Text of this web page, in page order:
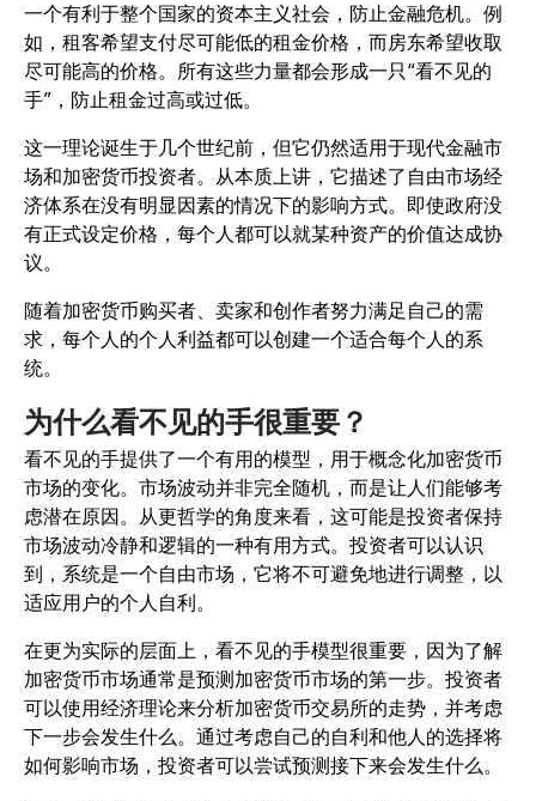
一个有利于整个国家的资本主义社会，防止金融危机。例
如，租客希望支付尽可能低的租金价格，而房东希望收取
尽可能高的价格。所有这些力量都会形成一只“看不见的
手”，防止租金过高或过低。
这一理论诞生于几个世纪前，但它仍然适用于现代金融市
场和加密货币投资者。从本质上讲，它描述了自由市场经
济体系在没有明显因素的情况下的影响方式。即使政府没
有正式设定价格，每个人都可以就某种资产的价值达成协
议。
随着加密货币购买者、卖家和创作者努力满足自己的需
求，每个人的个人利益都可以创建一个适合每个人的系
统。
为什么看不见的手很重要？
看不见的手提供了一个有用的模型，用于概念化加密货币
市场的变化。市场波动并非完全随机，而是让人们能够考
虑潜在原因。从更哲学的角度来看，这可能是投资者保持
市场波动冷静和逻辑的一种有用方式。投资者可以认识
到，系统是一个自由市场 ，它将不可避免地进行调整，以
适应用户的个人自利。
在更为实际的层面上，看不见的手模型很重要，因为了解
加密货币市场通常是预测加密货币市场的第一步。投资者
可以使用经济理论来分析加密货币交易所的走势，并考虑
下一步会发生什么。通过考虑自己的自利和他人的选择将
如何影响市场，投资者可以尝试预测接下来会发生什么。